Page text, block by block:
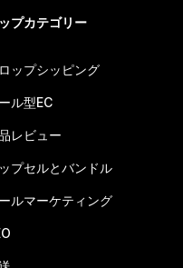
プカテゴリー
ップシッピング
ル型EC
レビュー
プセルとバンドル
ルマーケティング